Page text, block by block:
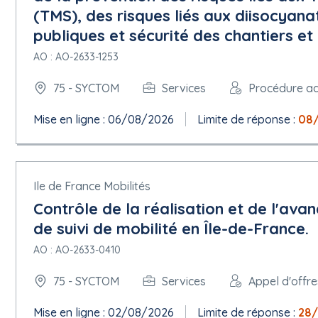
Section 5 - Lot
5.1 Identifiant technique du lot : LOT-0001
Description : Les actions de terrain constituent un levier
(évolution des consignes, nouveaux flux, dysfonctionnements
et des spécificités locales. Elles comprennent : un diagnostic
lisibilité des consignes, les usages observés et les
individualisés avec les habitants pour expliquer les consignes,
dispositifs classiques. En amont des prestations, le titulaire
et encadrés, afin de garantir la qualité, l'homogénéité et la
opérationnelle des interventions, en lien étroit avec le Syctom
terrain ; remonter des informations qualitatives et
permettant de faire le constat de la situation et d'ajuster les
Nature du marché : Services
(TMS), des risques liés aux
publiques et sécurité des chantiers et
AO : AO-2633-1253
75 - SYCTOM Services Procédure
Mise en ligne : 06/08/2026 Limite de réponse :
Ile de France Mobilités
Contrôle de la réalisation et de
de suivi de mobilité en Île-de-France.
AO : AO-2633-0410
75 - SYCTOM Services Appel
Mise en ligne : 02/08/2026 Limite de réponse :